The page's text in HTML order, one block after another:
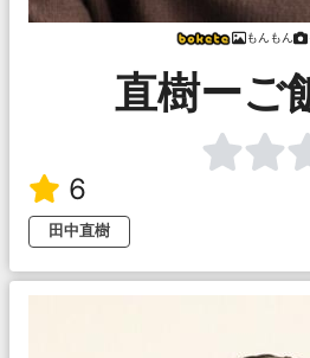
もんもん
直樹ーご
6
田中直樹